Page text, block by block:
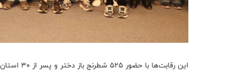
این رقابت‌ها با حضور 525 شطرنج باز دختر و پسر از 30 استان در 9 دور و 12 رده سنی به مدت یک هفته برگزار شد.